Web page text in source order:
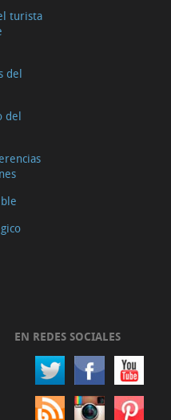
turista
del
del
EN REDES SOCIALES